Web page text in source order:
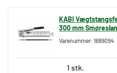
KABI
300 mm
Varenummer: 1689094
1 stk.